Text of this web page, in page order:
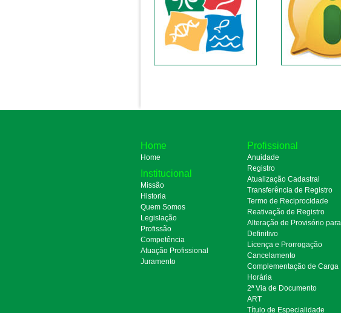
Home
Home
Institucional
Missão
Historia
Quem Somos
Legislação
Profissão
Competência
Atuação Profissional
Juramento
Profissional
Anuidade
Registro
Atualização Cadastral
Transferência de Registro
Termo de Reciprocidade
Reativação de Registro
Alteração de Provisório para
Definitivo
Licença e Prorrogação
Cancelamento
Complementação de Carga
Horária
2ª Via de Documento
ART
Título de Especialidade